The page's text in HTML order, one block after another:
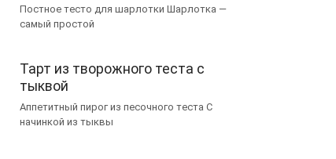
Постное тесто для шарлотки Шарлотка —
самый простой
Тарт из творожного теста с
тыквой
Аппетитный пирог из песочного теста С
начинкой из тыквы